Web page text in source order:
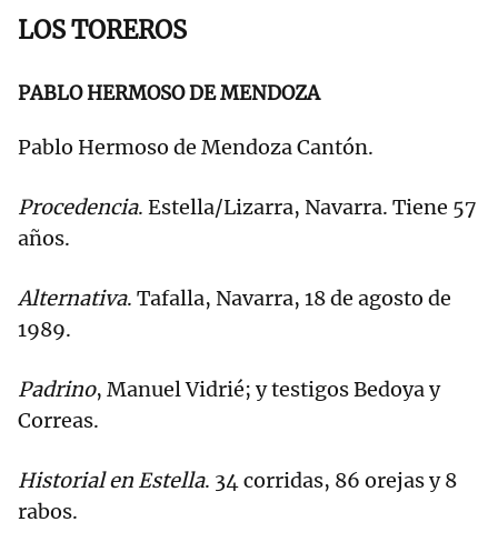
LOS TOREROS
PABLO HERMOSO DE MENDOZA
Pablo Hermoso de Mendoza Cantón.
Procedencia. Estella/Lizarra, Navarra. Tiene 57
años.
Alternativa. Tafalla, Navarra, 18 de agosto de
1989.
Padrino, Manuel Vidrié; y testigos Bedoya y
Correas.
Historial en Estella. 34 corridas, 86 orejas y 8
rabos.